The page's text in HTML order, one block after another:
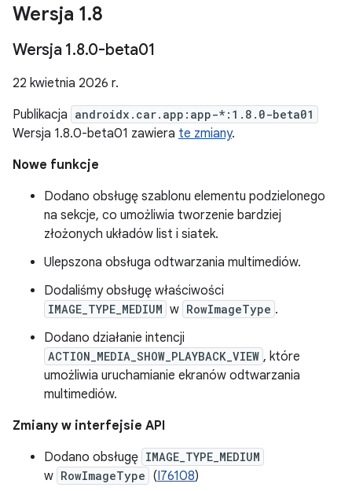
Wersja 1.8
Wersja 1.8.0-beta01
22 kwietnia 2026 r.
Publikacja androidx.car.app:app-*:1.8.0-beta01
Wersja 1.8.0-beta01 zawiera te zmiany.
Nowe funkcje
Dodano obsługę szablonu elementu podzielonego
na sekcje, co umożliwia tworzenie bardziej
złożonych układów list i siatek.
Ulepszona obsługa odtwarzania multimediów.
Dodaliśmy obsługę właściwości
IMAGE_TYPE_MEDIUM w RowImageType .
Dodano działanie intencji
ACTION_MEDIA_SHOW_PLAYBACK_VIEW , które
umożliwia uruchamianie ekranów odtwarzania
multimediów.
Zmiany w interfejsie API
Dodano obsługę IMAGE_TYPE_MEDIUM
w RowImageType (I76108)